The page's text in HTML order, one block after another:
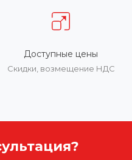
Доступные цены
Скидки, возмещение НДС